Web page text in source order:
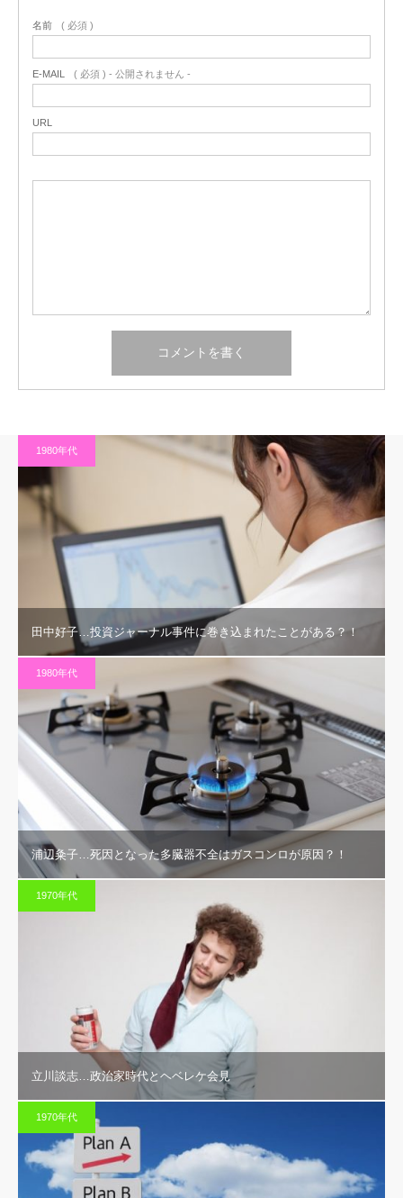
名前 ( 必須 )
E-MAIL ( 必須 ) - 公開されません -
URL
1980年代
田中好子…投資ジャーナル事件に巻き込まれたことがある？！
1980年代
浦辺粂子…死因となった多臓器不全はガスコンロが原因？！
1970年代
立川談志…政治家時代とヘベレケ会見
1970年代